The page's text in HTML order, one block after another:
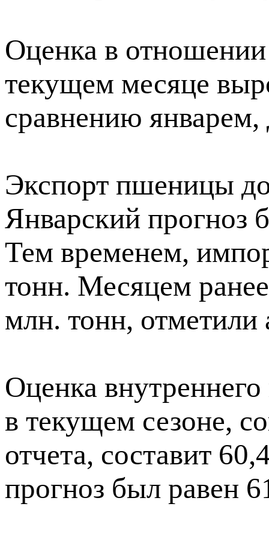
Оценка в
текущем месяце
сравнению
Экспорт пшеницы
Январский прогноз
Тем временем,
тонн. Месяцем
млн. тонн, отметили
Оценка
в текущем сезоне,
отчета, составит
прогноз был равен